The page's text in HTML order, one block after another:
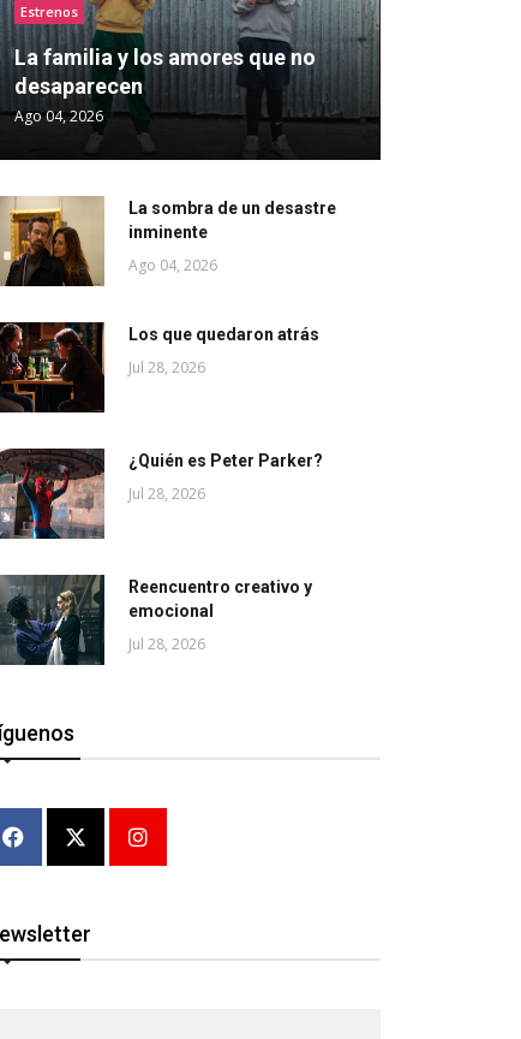
Estrenos
La familia y los amores que no
desaparecen
Ago 04, 2026
La sombra de un desastre
inminente
Ago 04, 2026
Los que quedaron atrás
Jul 28, 2026
¿Quién es Peter Parker?
Jul 28, 2026
Reencuentro creativo y
emocional
Jul 28, 2026